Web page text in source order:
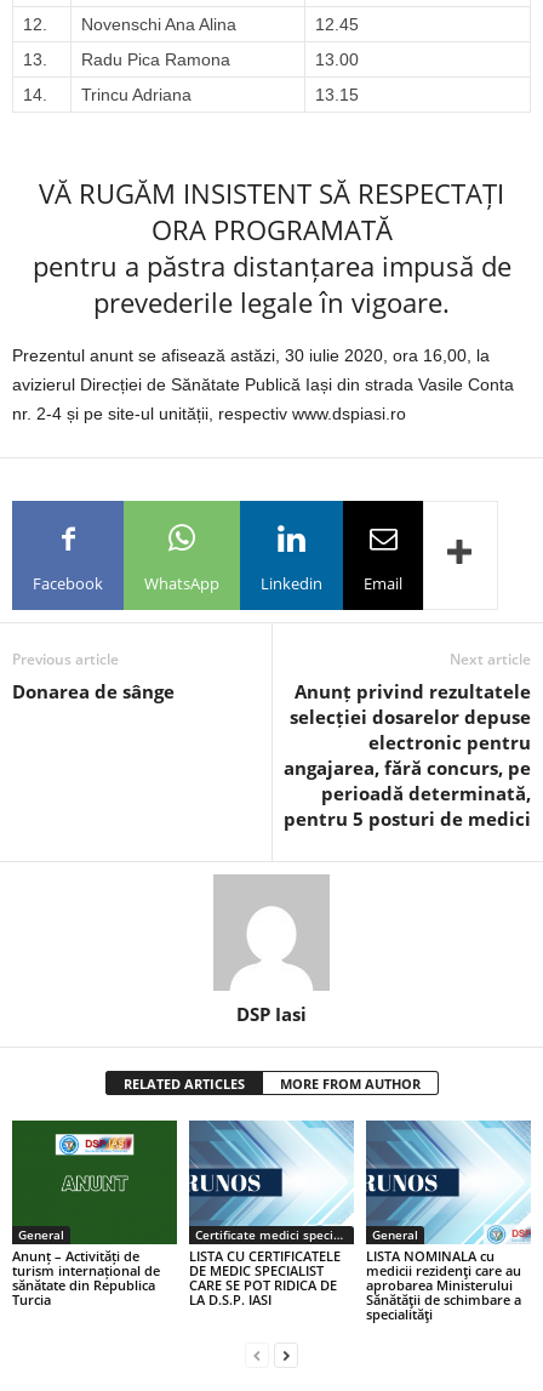
12.
Novenschi Ana Alina
12.45
13.
Radu Pica Ramona
13.00
14.
Trincu Adriana 13.15
VĂ RUGĂM INSISTENT SĂ RESPECTAȚI
ORA PROGRAMATĂ
pentru a păstra distanțarea impusă de
prevederile legale în vigoare.
Prezentul anunt se afisează astăzi, 30 iulie 2020, ora 16,00, la
avizierul Direcției de Sănătate Publică Iași din strada Vasile Conta
nr. 2-4 și pe site-ul unității, respectiv www.dspiasi.ro
Facebook WhatsApp Linkedin Email
Previous article
Donarea de sânge
Next article
Anunț privind rezultatele
selecției dosarelor depuse
electronic pentru
angajarea, fără concurs, pe
perioadă determinată,
pentru 5 posturi de medici
DSP Iasi
RELATED ARTICLES MORE FROM AUTHOR
General
Anunț – Activități de
turism internațional de
sănătate din Republica
Turcia
Certificate medici specialiști / primari
LISTA CU CERTIFICATELE
DE MEDIC SPECIALIST
CARE SE POT RIDICA DE
LA D.S.P. IASI
General
LISTA NOMINALA cu
medicii rezidenţi care au
aprobarea Ministerului
Sănătăţii de schimbare a
specialităţi